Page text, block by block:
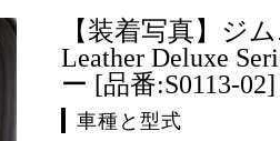
【装着写真】ジ
Leather Deluxe
ー [品番:S0113-02]
車種と型式